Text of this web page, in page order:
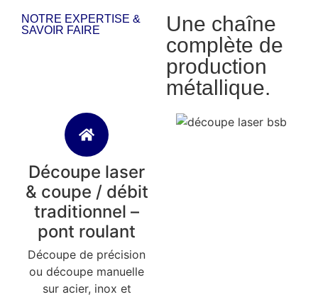
NOTRE EXPERTISE &
SAVOIR FAIRE
Une chaîne
complète de
production
métallique.
Découpe laser
& coupe / débit
traditionnel –
pont roulant
Découpe de précision
ou découpe manuelle
sur acier, inox et